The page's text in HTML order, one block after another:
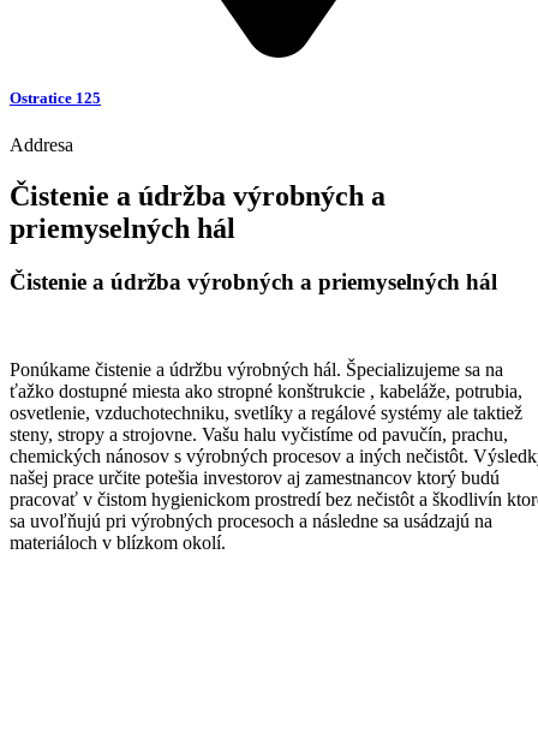
Ostratice 125
Addresa
Čistenie a údržba výrobných a
priemyselných hál
Čistenie a údržba výrobných a priemyselných hál
Ponúkame čistenie a údržbu výrobných hál. Špecializujeme sa na
ťažko dostupné miesta ako stropné konštrukcie , kabeláže, potrubia,
osvetlenie, vzduchotechniku, svetlíky a regálové systémy ale taktiež
steny, stropy a strojovne. Vašu halu vyčistíme od pavučín, prachu,
chemických nánosov s výrobných procesov a iných nečistôt.
našej prace určite potešia investorov aj zamestnancov ktorý budú
pracovať v čistom hygienickom prostredí bez nečistôt a škodlivín
sa uvoľňujú pri výrobných procesoch a následne sa usádzajú na
materiáloch v blízkom okolí.